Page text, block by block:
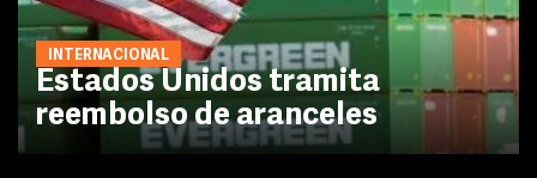
INTERNACIONAL
Estados Unidos tramita
reembolso de aranceles